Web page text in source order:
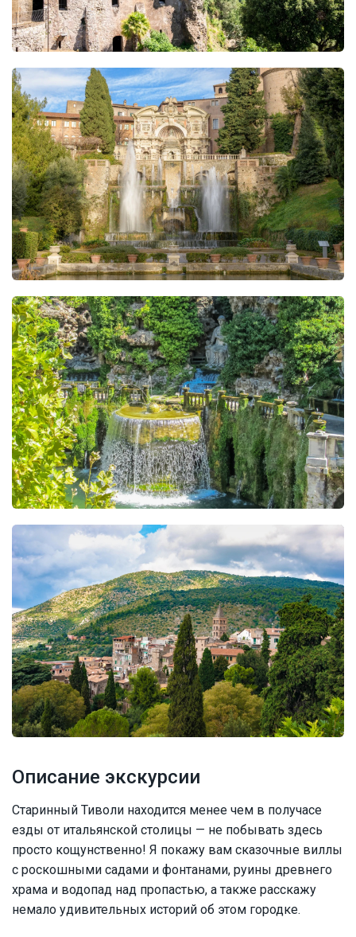
Описание экскурсии
Старинный Тиволи находится менее чем в получасе
езды от итальянской столицы — не побывать здесь
просто кощунственно! Я покажу вам сказочные виллы
с роскошными садами и фонтанами, руины древнего
храма и водопад над пропастью, а также расскажу
немало удивительных историй об этом городке.